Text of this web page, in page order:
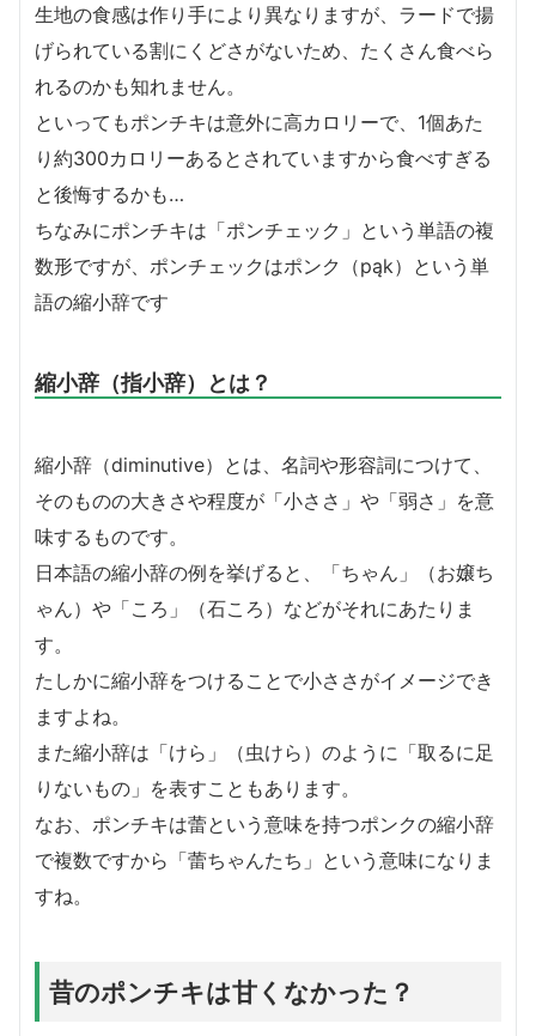
生地の食感は作り手により異なりますが、ラードで揚
げられている割にくどさがないため、たくさん食べら
れるのかも知れません。
といってもポンチキは意外に高カロリーで、1個あた
り約300カロリーあるとされていますから食べすぎる
と後悔するかも…
ちなみにポンチキは「ポンチェック」という単語の複
数形ですが、ポンチェックはポンク（pąk）という単
語の縮小辞です
縮小辞（指小辞）とは？
縮小辞（diminutive）とは、名詞や形容詞につけて、
そのものの大きさや程度が「小ささ」や「弱さ」を意
味するものです。
日本語の縮小辞の例を挙げると、「ちゃん」（お嬢ち
ゃん）や「ころ」（石ころ）などがそれにあたりま
す。
たしかに縮小辞をつけることで小ささがイメージでき
ますよね。
また縮小辞は「けら」（虫けら）のように「取るに足
りないもの」を表すこともあります。
なお、ポンチキは蕾という意味を持つポンクの縮小辞
で複数ですから「蕾ちゃんたち」という意味になりま
すね。
昔のポンチキは甘くなかった？